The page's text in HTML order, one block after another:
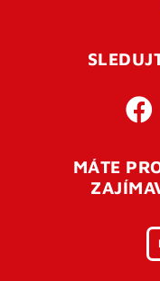
MÁTE